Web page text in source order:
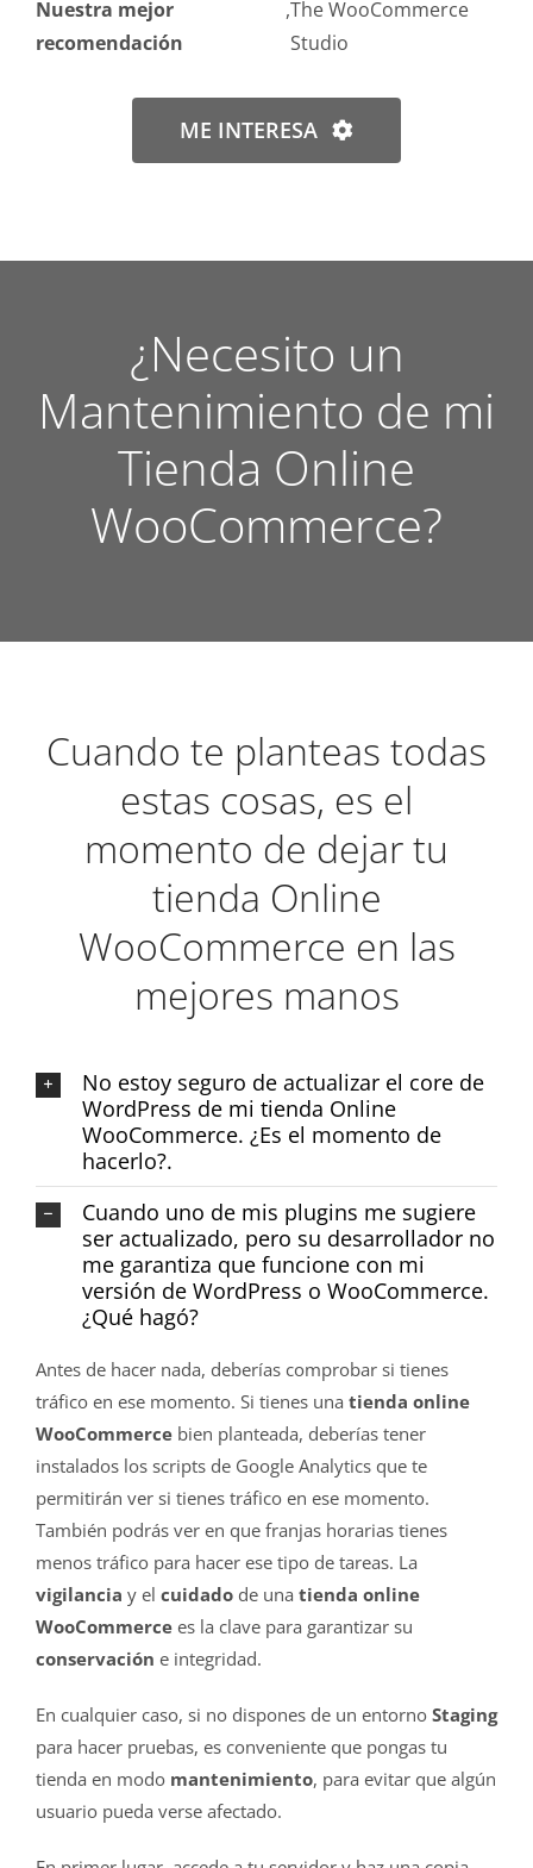
Nuestra mejor
recomendación
,The WooCommerce
Studio
ME INTERESA
¿Necesito un
Mantenimiento de mi
Tienda Online
WooCommerce?
Cuando te planteas todas
estas cosas, es el
momento de dejar tu
tienda Online
WooCommerce en las
mejores manos
No estoy seguro de actualizar el core de
WordPress de mi tienda Online
WooCommerce. ¿Es el momento de
hacerlo?.
Cuando uno de mis plugins me sugiere
ser actualizado, pero su desarrollador no
me garantiza que funcione con mi
versión de WordPress o WooCommerce.
¿Qué hagó?
Antes de hacer nada, deberías comprobar si tienes
tráfico en ese momento. Si tienes una tienda online
WooCommercebien planteada, deberías tener
instalados los scripts de Google Analytics que te
permitirán ver si tienes tráfico en ese momento.
También podrás ver en que franjas horarias tienes
menos tráfico para hacer ese tipo de tareas. La
vigilancia y el cuidado de una tienda online
WooCommercees la clave para garantizar su
conservación e integridad.
En cualquier caso, si no dispones de un entorno Staging
para hacer pruebas, es conveniente que pongas tu
tienda en modo mantenimiento, para evitar que algún
usuario pueda verse afectado.